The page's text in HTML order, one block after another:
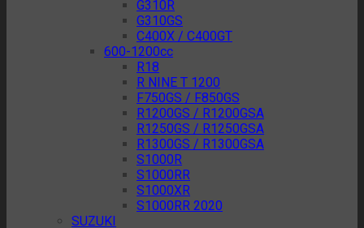
G310R
G310GS
C400X / C400GT
600-1200cc
R18
R NINE T 1200
F750GS / F850GS
R1200GS / R1200GSA
R1250GS / R1250GSA
R1300GS / R1300GSA
S1000R
S1000RR
S1000XR
S1000RR 2020
SUZUKI